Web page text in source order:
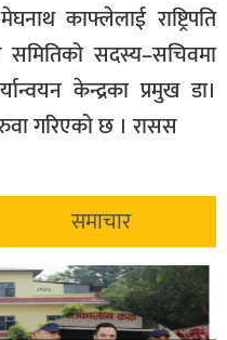
काफ्लेलाई राष्ट्रिपति
सदस्य–सचिवमा
केन्द्रका प्रमुख डा।
गरिएको छ । रासस
समाचार